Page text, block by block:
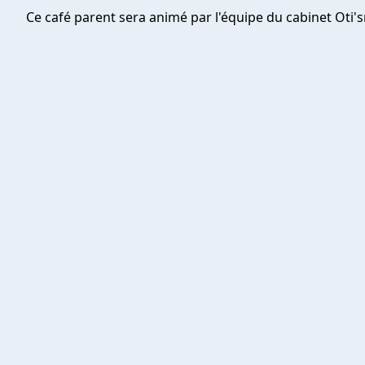
Ce café parent sera animé par l'équipe du cabinet